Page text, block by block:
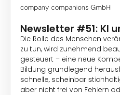
company companions GmbH
Newsletter #51: KI
Die Rolle des Menschen
zu tun, wird zunehmend
gesteuert – eine neue
Bildung grundlegend
schnelle, scheinbar
aber nicht frei von Fehlern